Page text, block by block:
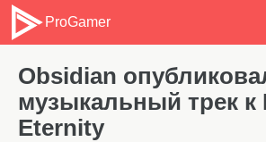
ProGamer
Obsidian
музыкальный трек к
Eternity